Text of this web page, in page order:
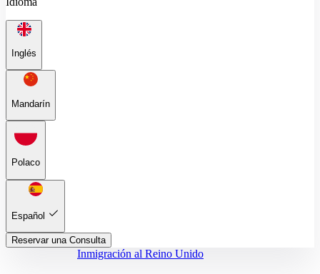
Inglés
Mandarín
Polaco
Español
Reservar una Consulta
Inmigración al Reino Unido